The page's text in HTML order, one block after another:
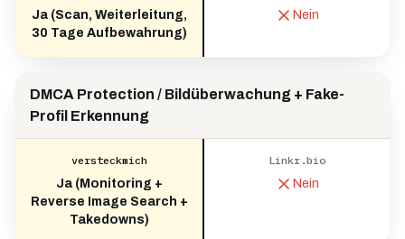
Ja (Scan, Weiterleitung,
30 Tage Aufbewahrung)
Nein
DMCA Protection / Bildüberwachung + Fake-
Profil Erkennung
versteckmich
Ja (Monitoring +
Reverse Image Search +
Takedowns)
Linkr.bio
Nein